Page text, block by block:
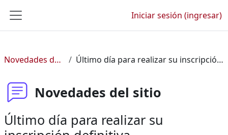
Pánel lateral
Iniciar sesión (ingresar)
Novedades del sitio Último día para realizar su inscripción definitiva.
Novedades del sitio
Último día para realizar su